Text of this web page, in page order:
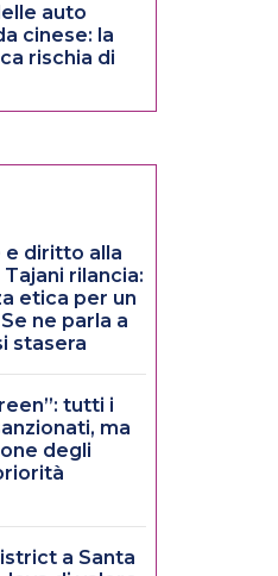
auto
cinese: la
rischia di
e diritto alla
rilancia:
etica per un
ne parla a
stasera
tutti i
ma
degli
a Santa